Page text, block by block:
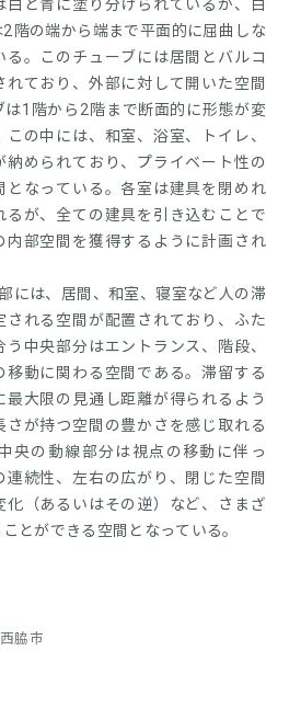
と青に塗り分けられているが、白
階の端から端まで平面的に屈曲しな
る。このチューブには居間とバルコ
れており、外部に対して開いた空間
は1階から2階まで断面的に形態が変
の中には、和室、浴室、トイレ、
められており、プライベート性の
となっている。各室は建具を閉めれ
るが、全ての建具を引き込むことで
内部空間を獲得するように計画され
には、居間、和室、寝室など人の滞
される空間が配置されており、ふた
中央部分はエントランス、階段、
移動に関わる空間である。滞留する
大限の見通し距離が得られるよう
さが持つ空間の豊かさを感じ取れる
央の動線部分は視点の移動に伴っ
連続性、左右の広がり、閉じた空間
化（あるいはその逆）など、さまざ
とができる空間となっている。
脇市